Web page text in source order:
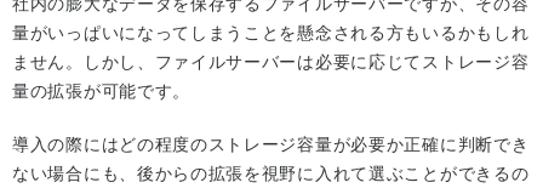
量がいっぱいになってしまうことを懸念される方もいるかもしれ
ません。しかし、ファイルサーバーは必要に応じてストレージ容
量の拡張が可能です。
導入の際にはどの程度のストレージ容量が必要か正確に判断でき
ない場合にも、後からの拡張を視野に入れて選ぶことができるの